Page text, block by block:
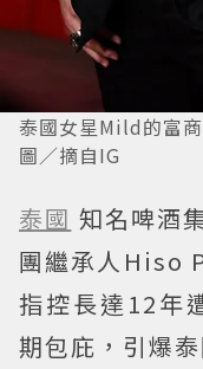
泰國女星Mild的富
圖／摘自IG
泰國 知名啤酒
團繼承人Hiso
指控長達12年
期包庇，引爆